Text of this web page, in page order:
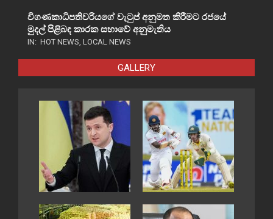
විගණකාධිපතිවරියගේ වැටුප් අනුමත කිරීමට රජයේ
මුදල් පිළිබඳ කාරක සභාවේ අනුමැතිය
IN: HOT NEWS, LOCAL NEWS
GALLERY